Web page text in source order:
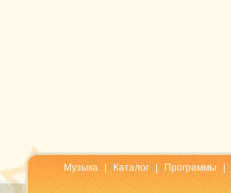
Музыка Каталог Программы